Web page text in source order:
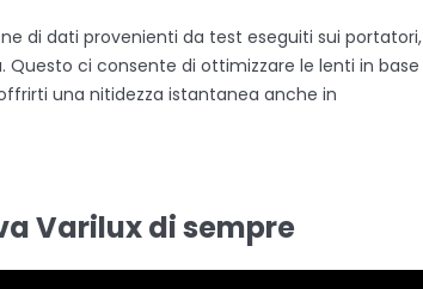
di dati provenienti da test eseguiti sui portatori,
ci consente di ottimizzare le lenti in base
una nitidezza istantanea anche in
Varilux di sempre